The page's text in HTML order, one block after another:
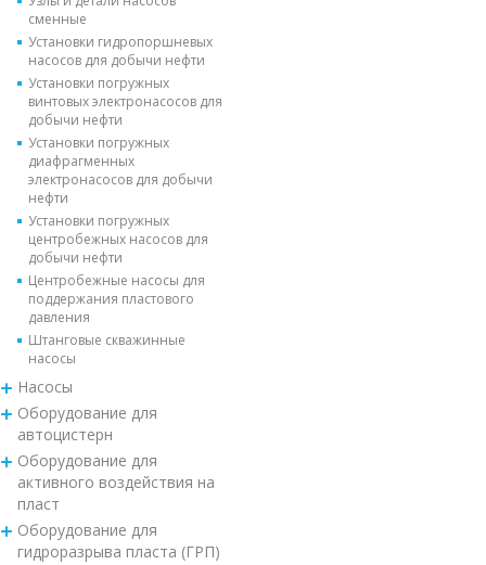
сменные
Установки гидропоршневых
насосов для добычи нефти
Установки погружных
винтовых электронасосов для
добычи нефти
Установки погружных
диафрагменных
электронасосов для добычи
нефти
Установки погружных
центробежных насосов для
добычи нефти
Центробежные насосы для
поддержания пластового
давления
Штанговые скважинные
насосы
Насосы
Оборудование для
автоцистерн
Оборудование для
активного воздействия на
пласт
Оборудование для
гидроразрыва пласта (ГРП)